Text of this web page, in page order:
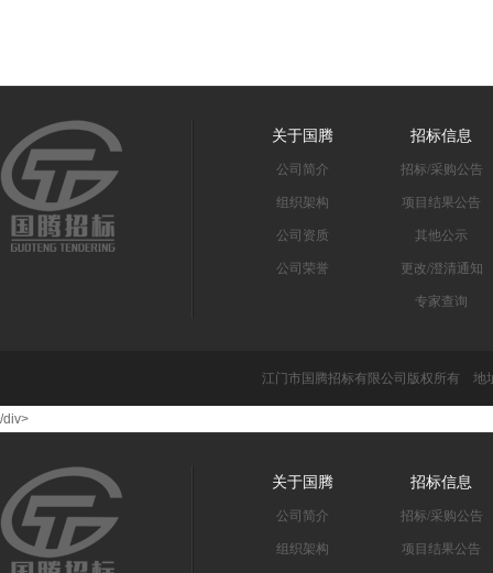
关于国腾
公司简介
组织架构
公司资质
公司荣誉
招标信息
招标/采购公告
项目结果公告
其他公示
更改/澄清通知
专家查询
江门市国腾招标有限公司版权所有
/div>
关于国腾
公司简介
组织架构
招标信息
招标/采购公告
项目结果公告